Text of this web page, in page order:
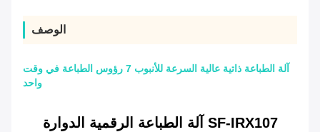
الوصف
آلة الطباعة ذاتية عالية السرعة للأنبوب 7 رؤوس الطباعة في وقت
واحد
SF-IRX107 آلة الطباعة الرقمية الدوارة